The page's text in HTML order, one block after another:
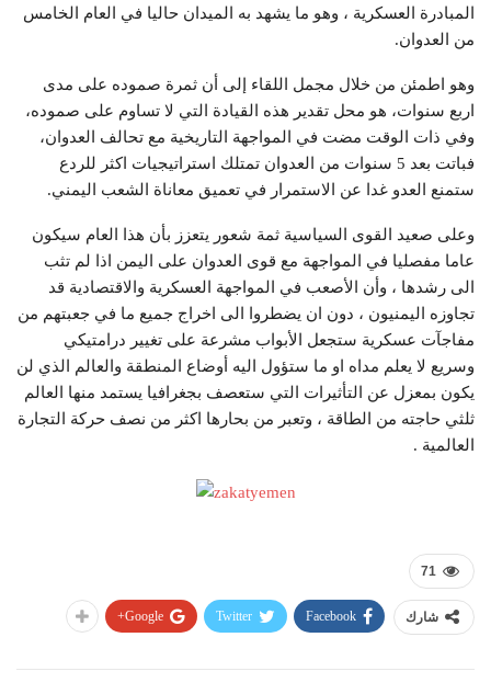
المبادرة العسكرية ، وهو ما يشهد به الميدان حاليا في العام الخامس
من العدوان.
وهو اطمئن من خلال مجمل اللقاء إلى أن ثمرة صموده على مدى
اربع سنوات، هو محل تقدير هذه القيادة التي لا تساوم على صموده،
وفي ذات الوقت مضت في المواجهة التاريخية مع تحالف العدوان،
فباتت بعد 5 سنوات من العدوان تمتلك استراتيجيات اكثر للردع
ستمنع العدو غدا عن الاستمرار في تعميق معاناة الشعب اليمني.
وعلى صعيد القوى السياسية ثمة شعور يتعزز بأن هذا العام سيكون
عاما مفصليا في المواجهة مع قوى العدوان على اليمن اذا لم تثب
الى رشدها ، وأن الأصعب في المواجهة العسكرية والاقتصادية قد
تجاوزه اليمنيون ، دون ان يضطروا الى اخراج جميع ما في جعبتهم من
مفاجآت عسكرية ستجعل الأبواب مشرعة على تغيير درامتيكي
وسريع لا يعلم مداه او ما ستؤول اليه أوضاع المنطقة والعالم الذي لن
يكون بمعزل عن التأثيرات التي ستعصف بجغرافيا يستمد منها العالم
ثلثي حاجته من الطاقة ، وتعبر من بحارها اكثر من نصف حركة التجارة
العالمية .
71
شارك Facebook
Twitter
Google+